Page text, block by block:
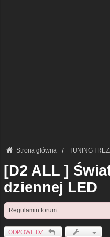
Strona główna TUNING I
[D2 ALL ]
dziennej LED
Regulamin forum
ODPOWIEDZ